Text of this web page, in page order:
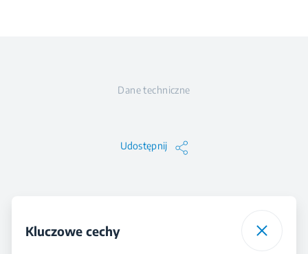
Dane techniczne
Udostępnij
Kluczowe cechy